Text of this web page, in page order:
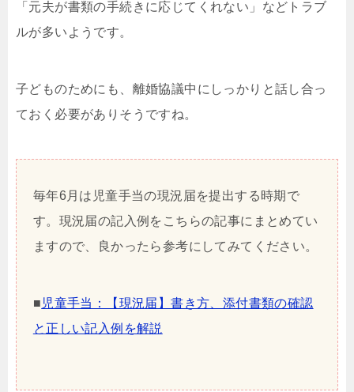
「元夫が書類の手続きに応じてくれない」などトラブ
ルが多いようです。
子どものためにも、離婚協議中にしっかりと話し合っ
ておく必要がありそうですね。
毎年6月は児童手当の現況届を提出する時期で
す。現況届の記入例をこちらの記事にまとめてい
ますので、良かったら参考にしてみてください。
■ 児童手当：【現況届】書き方、添付書類の確認
と正しい記入例を解説